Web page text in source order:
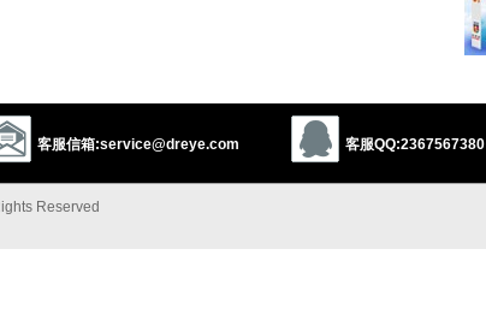
客服信箱:service@dreye.com 客服QQ:2367567380
Reserved